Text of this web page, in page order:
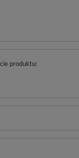
produktu: